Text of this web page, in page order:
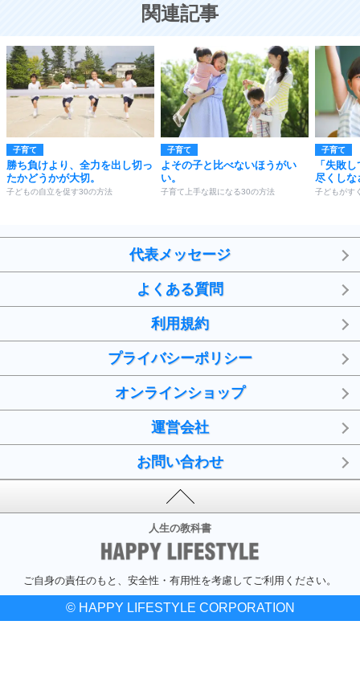
関連記事
子育て
勝ち負けより、全力を出し切っ
たかどうかが大切。
子どもの自立を促す30の方法
子育て
よその子と比べないほうがい
い。
子育て上手な親になる30の方法
子育て
「失敗
尽くしな
子どもがす
代表メッセージ
よくある質問
利用規約
プライバシーポリシー
オンラインショップ
運営会社
お問い合わせ
人生の教科書
ご自身の責任のもと、安全性・有用性を考慮してご利用ください。
© HAPPY LIFESTYLE CORPORATION